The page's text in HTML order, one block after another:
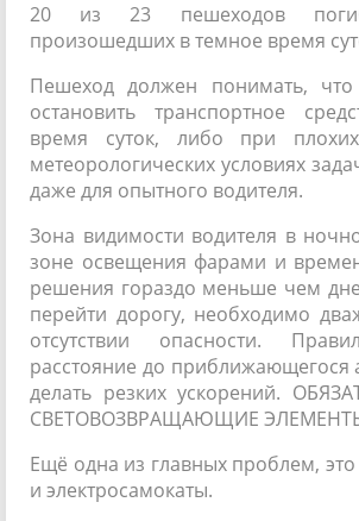
20 из 23 пешеходов
произошедших в темное время
Пешеход должен понимать, что
остановить транспортное
время суток, либо при
метеорологических условиях
даже для опытного водителя.
Зона видимости водителя в
зоне освещения фарами и
решения гораздо меньше чем
перейти дорогу, необходимо
отсутствии опасности.
расстояние до приближающегося
делать резких ускорений.
СВЕТОВОЗВРАЩАЮЩИЕ
Ещё одна из главных проблем,
и электросамокаты.